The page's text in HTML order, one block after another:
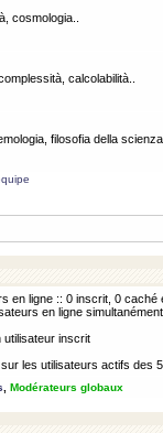
cosmologia..
calcolabilità..
filosofia della scienza..
en ligne :: 0 inscrit, 0 caché
en ligne
utilisateur inscrit
les utilisateurs actifs des
Modérateurs globaux